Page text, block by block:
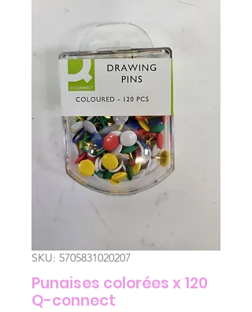
SKU: 5705831020207
Punaises colorées x 120
Q-connect